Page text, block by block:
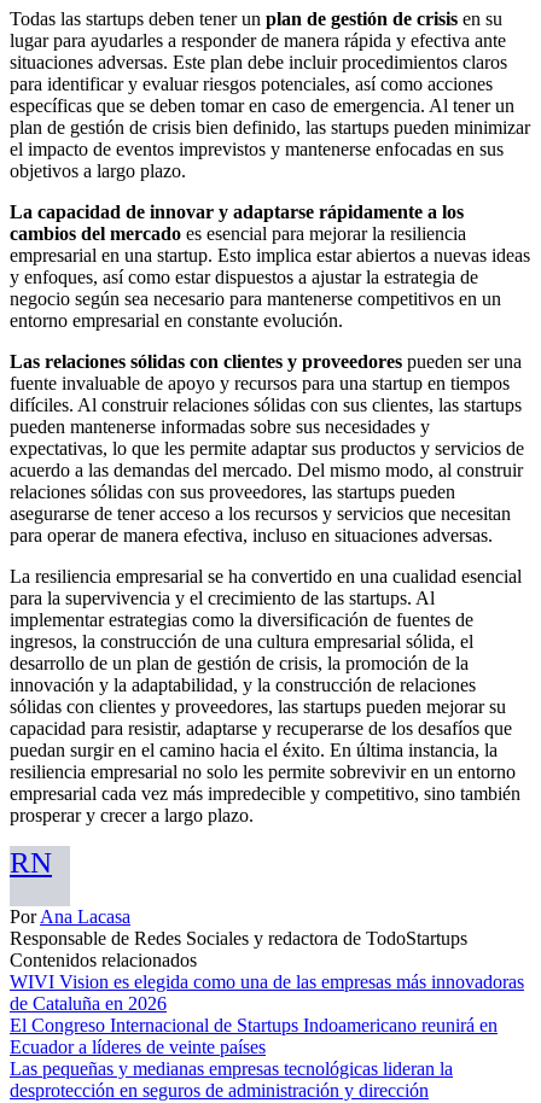
Todas las startups deben tener un plan de gestión de crisis en su
lugar para ayudarles a responder de manera rápida y efectiva ante
situaciones adversas. Este plan debe incluir procedimientos claros
para identificar y evaluar riesgos potenciales, así como acciones
específicas que se deben tomar en caso de emergencia. Al tener un
plan de gestión de crisis bien definido, las startups pueden minimizar
el impacto de eventos imprevistos y mantenerse enfocadas en sus
objetivos a largo plazo.
La capacidad de innovar y adaptarse rápidamente a los
cambios del mercado es esencial para mejorar la resiliencia
empresarial en una startup. Esto implica estar abiertos a nuevas ideas
y enfoques, así como estar dispuestos a ajustar la estrategia de
negocio según sea necesario para mantenerse competitivos en un
entorno empresarial en constante evolución.
Las relaciones sólidas con clientes y proveedores pueden ser una
fuente invaluable de apoyo y recursos para una startup en tiempos
difíciles. Al construir relaciones sólidas con sus clientes, las startups
pueden mantenerse informadas sobre sus necesidades y
expectativas, lo que les permite adaptar sus productos y servicios de
acuerdo a las demandas del mercado. Del mismo modo, al construir
relaciones sólidas con sus proveedores, las startups pueden
asegurarse de tener acceso a los recursos y servicios que necesitan
para operar de manera efectiva, incluso en situaciones adversas.
La resiliencia empresarial se ha convertido en una cualidad esencial
para la supervivencia y el crecimiento de las startups. Al
implementar estrategias como la diversificación de fuentes de
ingresos, la construcción de una cultura empresarial sólida, el
desarrollo de un plan de gestión de crisis, la promoción de la
innovación y la adaptabilidad, y la construcción de relaciones
sólidas con clientes y proveedores, las startups pueden mejorar su
capacidad para resistir, adaptarse y recuperarse de los desafíos que
puedan surgir en el camino hacia el éxito. En última instancia, la
resiliencia empresarial no solo les permite sobrevivir en un entorno
empresarial cada vez más impredecible y competitivo, sino también
prosperar y crecer a largo plazo.
RN
PorAna Lacasa
Responsable de Redes Sociales y redactora de TodoStartups
Contenidos relacionados
WIVI Vision es elegida como una de las empresas más innovadoras
de Cataluña en 2026
El Congreso Internacional de Startups Indoamericano reunirá en
Ecuador a líderes de veinte países
Las pequeñas y medianas empresas tecnológicas lideran la
desprotección en seguros de administración y dirección